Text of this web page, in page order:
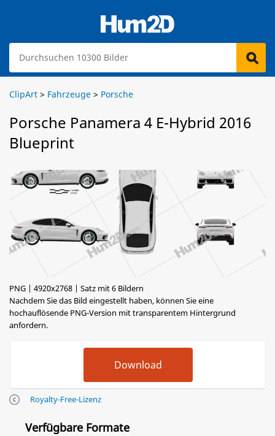
ClipArt > Fahrzeuge > Porsche
Porsche Panamera 4 E-Hybrid 2016
Blueprint
PNG | 4920x2768 | Satz mit 6 Bildern
Nachdem Sie das Bild eingestellt haben, können Sie eine
hochauflösende PNG-Version mit transparentem Hintergrund
anfordern.
Royalty-Free-Lizenz
Verfügbare Formate